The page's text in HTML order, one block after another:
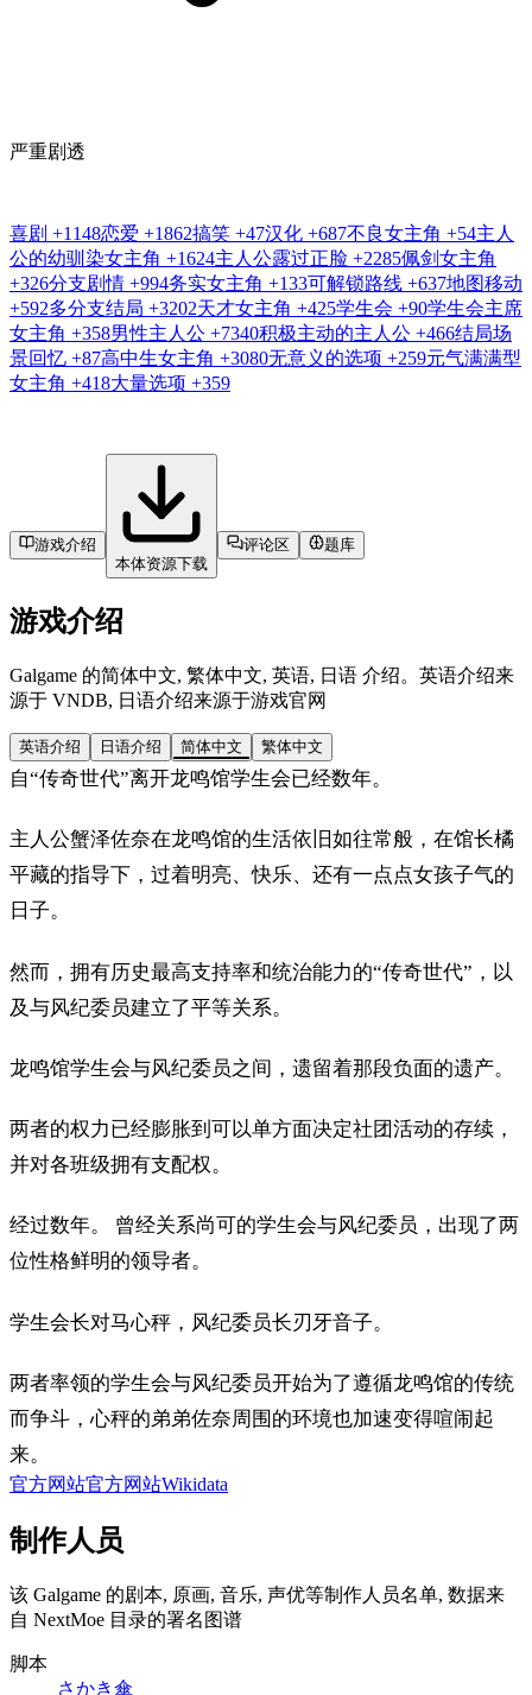
严重剧透
喜剧 +1148恋爱 +1862搞笑 +47汉化 +687不良女主角 +54主人
公的幼驯染女主角 +1624主人公露过正脸 +2285佩剑女主角
+326分支剧情 +994务实女主角 +133可解锁路线 +637地图移动
+592多分支结局 +3202天才女主角 +425学生会 +90学生会主席
女主角 +358男性主人公 +7340积极主动的主人公 +466结局场
景回忆 +87高中生女主角 +3080无意义的选项 +259元气满满型
女主角 +418大量选项 +359
游戏介绍
本体资源下载
评论区 题库
游戏介绍
Galgame 的简体中文, 繁体中文, 英语, 日语 介绍。英语介绍来
源于 VNDB, 日语介绍来源于游戏官网
英语介绍 日语介绍 简体中文 繁体中文
自“传奇世代”离开龙鸣馆学生会已经数年。
主人公蟹泽佐奈在龙鸣馆的生活依旧如往常般，在馆长橘
平藏的指导下，过着明亮、快乐、还有一点点女孩子气的
日子。
然而，拥有历史最高支持率和统治能力的“传奇世代”，以
及与风纪委员建立了平等关系。
龙鸣馆学生会与风纪委员之间，遗留着那段负面的遗产。
两者的权力已经膨胀到可以单方面决定社团活动的存续，
并对各班级拥有支配权。
经过数年。 曾经关系尚可的学生会与风纪委员，出现了两
位性格鲜明的领导者。
学生会长对马心秤，风纪委员长刃牙音子。
两者率领的学生会与风纪委员开始为了遵循龙鸣馆的传统
而争斗，心秤的弟弟佐奈周围的环境也加速变得喧闹起
来。
官方网站官方网站Wikidata
制作人员
该 Galgame 的剧本, 原画, 音乐, 声优等制作人员名单, 数据来
自 NextMoe 目录的署名图谱
脚本
さかき傘